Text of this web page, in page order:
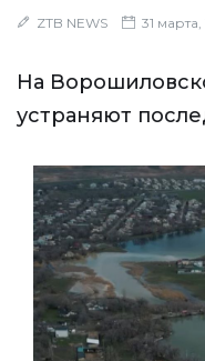
ZTB NEWS 31 марта,
На
устраняют